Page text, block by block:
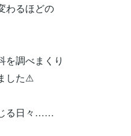
わるほどの
を調べまくり
した⚠
る日々……